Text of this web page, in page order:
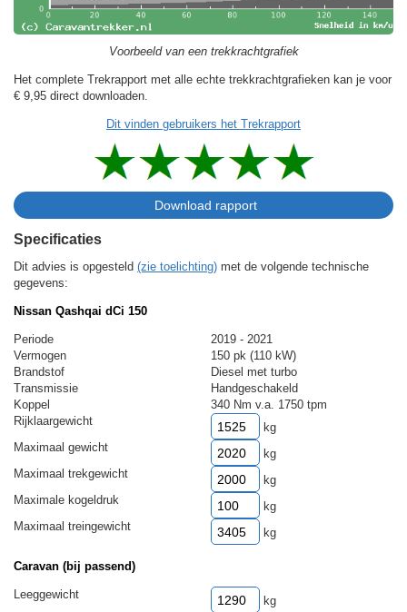
Voorbeeld van een trekkrachtgrafiek
Het complete Trekrapport met alle echte trekkrachtgrafieken kan je voor
€ 9,95 direct downloaden.
Dit vinden gebruikers het Trekrapport
Specificaties
Dit advies is opgesteld (zie toelichting) met de volgende technische
gegevens:
Nissan Qashqai dCi 150
Periode
2019 - 2021
Vermogen
150 pk (110 kW)
Brandstof
Diesel met turbo
Transmissie
Handgeschakeld
Koppel
340 Nm v.a. 1750 tpm
Rijklaargewicht
kg
Maximaal gewicht
kg
Maximaal trekgewicht
kg
Maximale kogeldruk
kg
Maximaal treingewicht
kg
Caravan (bij passend)
Leeggewicht kg